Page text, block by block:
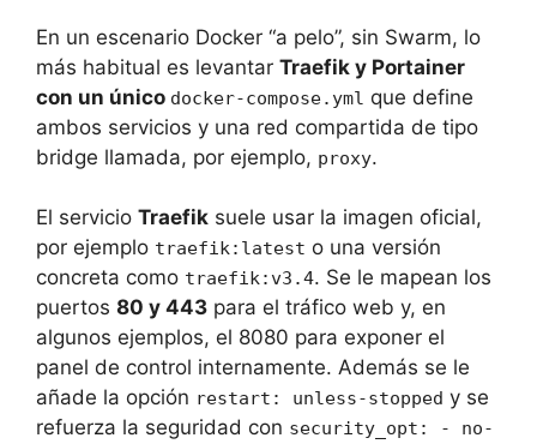
En un escenario Docker “a pelo”, sin Swarm, lo
más habitual es levantar Traefik y Portainer
con un único docker-compose.yml que define
ambos servicios y una red compartida de tipo
bridge llamada, por ejemplo, proxy.
El servicio Traefik suele usar la imagen oficial,
por ejemplo traefik:latest o una versión
concreta como traefik:v3.4. Se le mapean los
puertos 80 y 443 para el tráfico web y, en
algunos ejemplos, el 8080 para exponer el
panel de control internamente. Además se le
añade la opción restart: unless-stopped y se
refuerza la seguridad con security_opt: - no-